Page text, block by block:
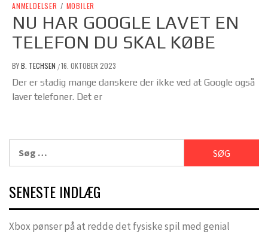
ANMELDELSER / MOBILER
NU HAR GOOGLE LAVET EN
TELEFON DU SKAL KØBE
BYB. TECHSEN /16. OKTOBER 2023
Der er stadig mange danskere der ikke ved at Google også
laver telefoner. Det er
efter:
SENESTE INDLÆG
Xbox pønser på at redde det fysiske spil med genial